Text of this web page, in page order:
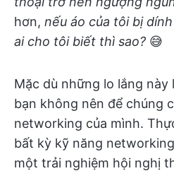
hơn, nếu áo của tôi bị
ai cho tôi biết thì sao? 😅
Mặc dù những lo lắng này
bạn không nên để chúng
networking của mình.
bất kỳ kỹ năng
một trải nghiệm hội nghị